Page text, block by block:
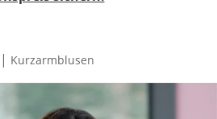
| Kurzarmblusen